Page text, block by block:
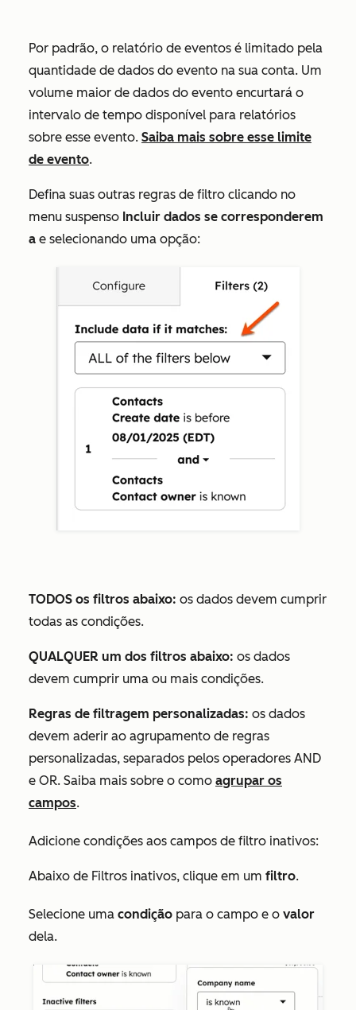
Por padrão, o relatório de eventos é limitado pela
quantidade de dados do evento na sua conta. Um
volume maior de dados do evento encurtará o
intervalo de tempo disponível para relatórios
sobre esse evento. Saiba mais sobre esse limite
de evento.
Defina suas outras regras de filtro clicando no
menu suspenso Incluir dados se corresponderem
a e selecionando uma opção:
TODOS os filtros abaixo: os dados devem cumprir
todas as condições.
QUALQUER um dos filtros abaixo: os dados
devem cumprir uma ou mais condições.
Regras de filtragem personalizadas: os dados
devem aderir ao agrupamento de regras
personalizadas, separados pelos operadores AND
e OR. Saiba mais sobre o como agrupar os
campos.
Adicione condições aos campos de filtro inativos:
Abaixo de Filtros inativos, clique em um filtro.
Selecione uma condição para o campo e o valor
dela.